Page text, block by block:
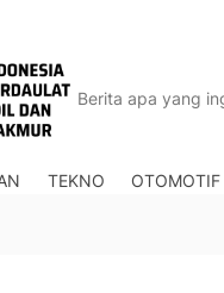
TEKNO OTOMOTIF